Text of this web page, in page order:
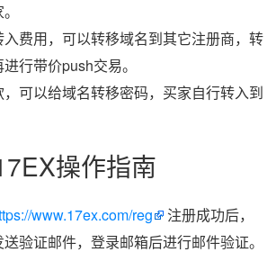
费用，可以转移域名到其它注册商，转
行带价push交易。
可以给域名转移密码，买家自行转入到
操作指南
www.17ex.com/reg
注册成功后，
验证邮件，登录邮箱后进行邮件验证。